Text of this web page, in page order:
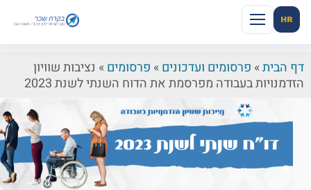
HR
דף הבית»פרסומים ועדכונים»פרסומים»נציבות שוויון
הזדמנויות בעבודה מפרסמת את הדוח השנתי לשנת 2023